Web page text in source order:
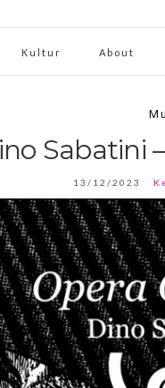
Kultur About
Sabatini
13/12/2023